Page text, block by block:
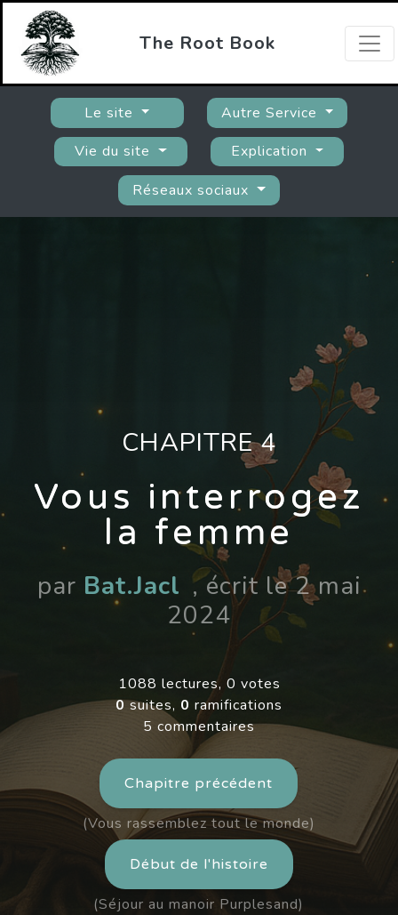
The Root Book
Le site
Autre Service
Vie du site
Explication
Réseaux sociaux
CHAPITRE 4
Vous interrogez
la femme
par Bat.Jacl , écrit le 2 mai
2024
1088 lectures, 0 votes
0suites, 0 ramifications
5 commentaires
Chapitre précédent
(Vous rassemblez tout le monde)
Début de l'histoire
(Séjour au manoir Purplesand)